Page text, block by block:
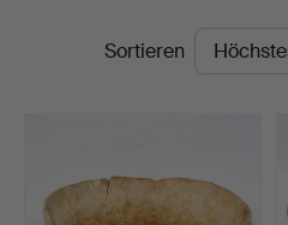
Auktionsverk
EndpreiseSortieren